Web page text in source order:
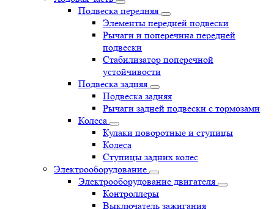
Подвеска передняя
Элементы передней подвески
Рычаги и поперечина передней
подвески
Стабилизатор поперечной
устойчивости
Подвеска задняя
Подвеска задняя
Рычаги задней подвески с тормозами
Колеса
Кулаки поворотные и ступицы
Колеса
Ступицы задних колес
Электрооборудование
Электрооборудование двигателя
Контроллеры
Выключатель зажигания